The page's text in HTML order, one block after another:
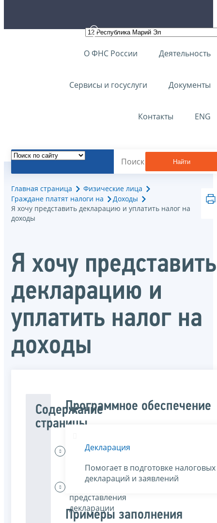
О ФНС России Деятельность
Сервисы и госуслуги Документы
Контакты ENG
Найти
Главная страница
Физические лица
Граждане платят налоги на
Доходы
Я хочу представить декларацию и уплатить налог на
доходы
Я хочу представить
декларацию и
уплатить налог на
доходы
Содержание
страницы
Представление
представления
декларации
Программное обеспечение
Декларация
Помогает в подготовке налоговых
деклараций и заявлений
Примеры заполнения